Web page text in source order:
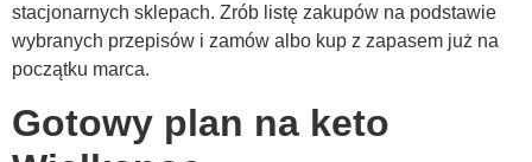
stacjonarnych sklepach. Zrób listę zakupów na podstawie
wybranych przepisów i zamów albo kup z zapasem już na
początku marca.
Gotowy plan na keto